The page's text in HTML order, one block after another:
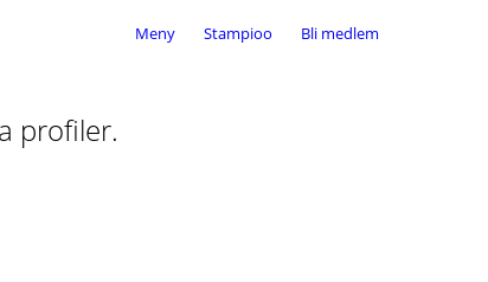
Meny Stampioo Bli medlem
profiler.